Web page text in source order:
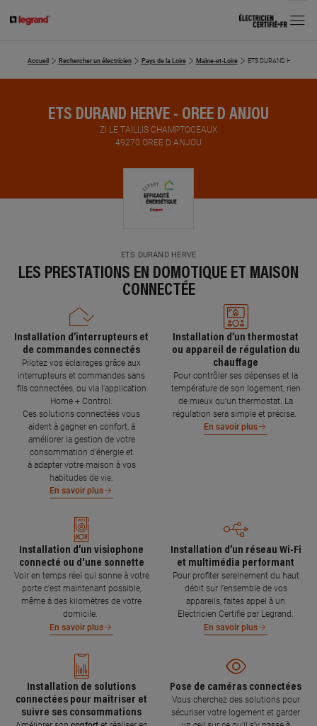
MENU
Accueil Rechercher un électricien Pays de la Loire Maine-et-Loire ETS DURAND HERVE
ETS DURAND HERVE - OREE D ANJOU
ZI LE TAILLIS CHAMPTOCEAUX
49270 OREE D ANJOU
ETS DURAND HERVE
LES PRESTATIONS EN DOMOTIQUE ET MAISON
CONNECTÉE
Installation d’interrupteurs et
de commandes connectés
Pilotez vos éclairages grâce aux
interrupteurs et commandes sans
fils connectées, ou via l'application
Home + Control.
Ces solutions connectées vous
aident à gagner en confort, à
améliorer la gestion de votre
consommation d’énergie et
à adapter votre maison à vos
habitudes de vie.
En savoir plus
Installation d’un thermostat
ou appareil de régulation du
chauffage
Pour contrôler ses dépenses et la
température de son logement, rien
de mieux qu’un thermostat. La
régulation sera simple et précise.
En savoir plus
Installation d’un visiophone
connecté ou d'une sonnette
Voir en temps réel qui sonne à votre
porte c’est maintenant possible,
même à des kilomètres de votre
domicile.
En savoir plus
Installation d’un réseau Wi-Fi
et multimédia performant
Pour profiter sereinement du haut
débit sur l’ensemble de vos
appareils, faites appel à un
Electricien Certifié par Legrand.
En savoir plus
Installation de solutions
connectées pour maîtriser et
suivre ses consommations
Pose de caméras connectées
Vous cherchez des solutions pour
sécuriser votre logement et garder